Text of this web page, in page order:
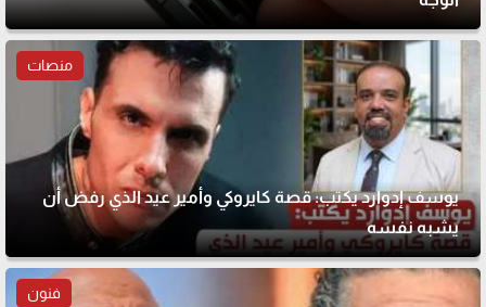
منصات
يوسف إدوارد يكتب: قصة كايروكي وأمير عيد الذي رفض أن
يشبه نفسه
فنون